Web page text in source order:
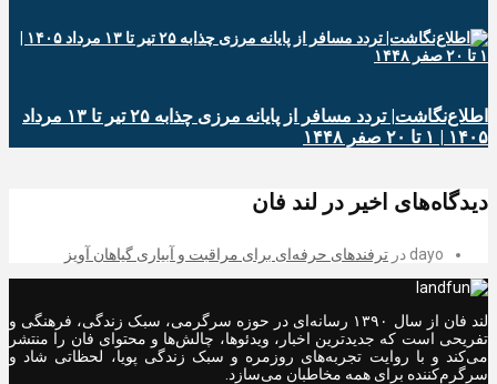
اطلاع‌نگاشت| تردد مسافر از پایانه‌ مرزی چذابه ۲۵ تیر تا ۱۳ مرداد
۱۴۰۵ | ۱ تا ۲۰ صفر ۱۴۴۸
دیدگاه‌های اخیر در لند فان
dayo در ترفندهای حرفه‌ای برای مراقبت و آبیاری گیاهان آویز
لند فان از سال ۱۳۹۰ رسانه‌ای در حوزه سرگرمی، سبک زندگی، فرهنگی و
تفریحی است که جدیدترین اخبار، ویدئوها، چالش‌ها و محتوای فان را منتشر
می‌کند و با روایت تجربه‌های روزمره و سبک زندگی پویا، لحظاتی شاد و
سرگرم‌کننده برای همه مخاطبان می‌سازد.